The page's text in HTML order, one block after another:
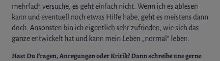
mehrfach versuche, es geht einfach nicht. Wenn ich es ablesen
kann und eventuell noch etwas Hilfe habe, geht es meistens dann
doch. Ansonsten bin ich eigentlich sehr zufrieden, wie sich das
ganze entwickelt hat und kann mein Leben „normal“ leben.
Hast Du Fragen, Anregungen oder Kritik? Dann schreibe uns gerne